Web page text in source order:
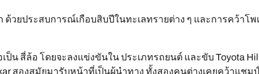
วยประสบการณ์เกือบสิบปีในทะเลทรายต่าง ๆ และการคว้าโพ
น สี่ล้อ โดยจะลงแข่งขันใน ประเภทรถยนต์ และขับ Toyota
สองสมัยมารับหน้าที่เป็นผู้นำทาง ทั้งสองคนต่างเคยคว้าแชม